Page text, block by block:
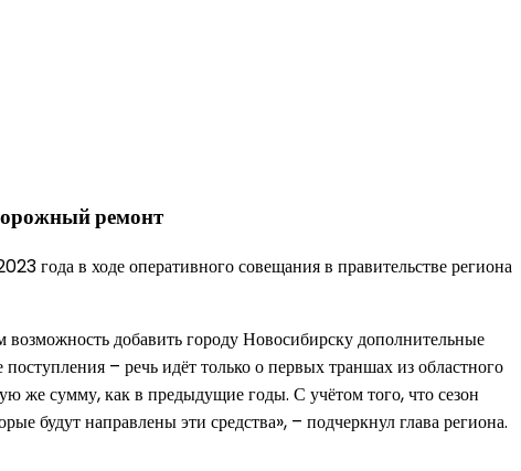
ремонт
года в ходе оперативного совещания в правительстве региона
добавить городу Новосибирску дополнительные
– речь идёт только о первых траншах из областного
же сумму, как в предыдущие годы. С учётом того, что сезон
будут направлены эти средства», – подчеркнул глава региона.